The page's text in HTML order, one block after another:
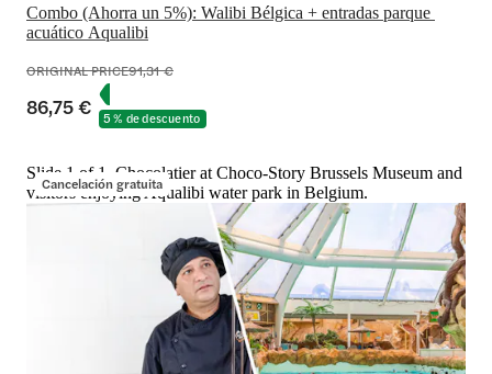
Combo (Ahorra un 5%): Walibi Bélgica + entradas parque
acuático Aqualibi
ORIGINAL PRICE91,31 €
86,75 € 5 % de descuento
Cancelación gratuita
Slide 1 of 1, Chocolatier at Choco-Story Brussels Museum and
visitors enjoying Aqualibi water park in Belgium.